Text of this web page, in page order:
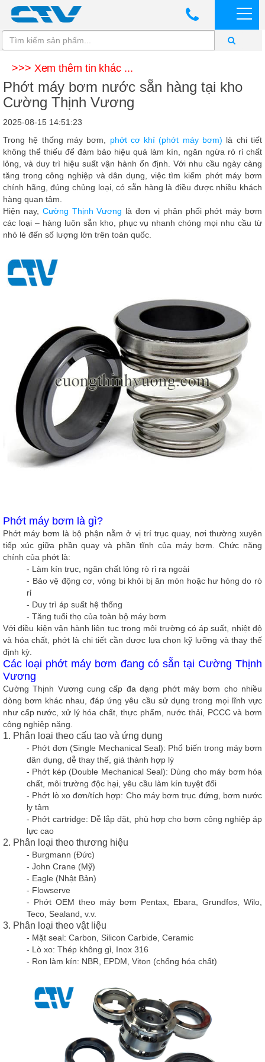
>>> Xem thêm tin khác ...
Phớt máy bơm nước sẵn hàng tại kho
Cường Thịnh Vương
2025-08-15 14:51:23
Trong hệ thống máy bơm, phớt cơ khí (phớt máy bơm) là chi tiết
không thể thiếu để đảm bảo hiệu quả làm kín, ngăn ngừa rò rỉ chất
lỏng, và duy trì hiệu suất vận hành ổn định. Với nhu cầu ngày càng
tăng trong công nghiệp và dân dụng, việc tìm kiếm phớt máy bơm
chính hãng, đúng chủng loại, có sẵn hàng là điều được nhiều khách
hàng quan tâm.
Hiện nay, Cường Thịnh Vương là đơn vị phân phối phớt máy bơm
các loại – hàng luôn sẵn kho, phục vụ nhanh chóng mọi nhu cầu từ
nhỏ lẻ đến số lượng lớn trên toàn quốc.
Phớt máy bơm là gì?
Phớt máy bơm là bộ phận nằm ở vị trí trục quay, nơi thường xuyên
tiếp xúc giữa phần quay và phần tĩnh của máy bơm. Chức năng
chính của phớt là:
- Làm kín trục, ngăn chất lỏng rò rỉ ra ngoài
- Bảo vệ động cơ, vòng bi khỏi bị ăn mòn hoặc hư hỏng do rò
rỉ
- Duy trì áp suất hệ thống
- Tăng tuổi thọ của toàn bộ máy bơm
Với điều kiện vận hành liên tục trong môi trường có áp suất, nhiệt độ
và hóa chất, phớt là chi tiết cần được lựa chọn kỹ lưỡng và thay thế
định kỳ.
Các loại phớt máy bơm đang có sẵn tại Cường Thịnh
Vương
Cường Thịnh Vương cung cấp đa dạng phớt máy bơm cho nhiều
dòng bơm khác nhau, đáp ứng yêu cầu sử dụng trong mọi lĩnh vực
như cấp nước, xử lý hóa chất, thực phẩm, nước thải, PCCC và bơm
công nghiệp nặng.
1. Phân loại theo cấu tạo và ứng dụng
- Phớt đơn (Single Mechanical Seal): Phổ biến trong máy bơm
dân dụng, dễ thay thế, giá thành hợp lý
- Phớt kép (Double Mechanical Seal): Dùng cho máy bơm hóa
chất, môi trường độc hại, yêu cầu làm kín tuyệt đối
- Phớt lò xo đơn/tích hợp: Cho máy bơm trục đứng, bơm nước
ly tâm
- Phớt cartridge: Dễ lắp đặt, phù hợp cho bơm công nghiệp áp
lực cao
2. Phân loại theo thương hiệu
- Burgmann (Đức)
- John Crane (Mỹ)
- Eagle (Nhật Bản)
- Flowserve
- Phớt OEM theo máy bơm Pentax, Ebara, Grundfos, Wilo,
Teco, Sealand, v.v.
3. Phân loại theo vật liệu
- Mặt seal: Carbon, Silicon Carbide, Ceramic
- Lò xo: Thép không gỉ, Inox 316
- Ron làm kín: NBR, EPDM, Viton (chống hóa chất)